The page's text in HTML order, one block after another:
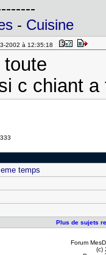
- Cuisine
2002 à 12:35:18
toute
c chiant
temps
Plus de sujets
Forum
(c)